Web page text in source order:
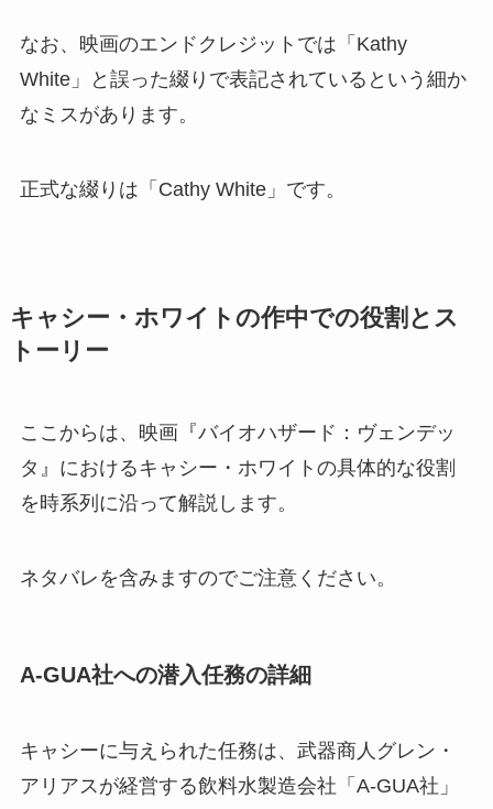
なお、映画のエンドクレジットでは「Kathy
White」と誤った綴りで表記されているという細か
なミスがあります。
正式な綴りは「Cathy White」です。
キャシー・ホワイトの作中での役割とス
トーリー
ここからは、映画『バイオハザード：ヴェンデッ
タ』におけるキャシー・ホワイトの具体的な役割
を時系列に沿って解説します。
ネタバレを含みますのでご注意ください。
A-GUA社への潜入任務の詳細
キャシーに与えられた任務は、武器商人グレン・
アリアスが経営する飲料水製造会社「A-GUA社」